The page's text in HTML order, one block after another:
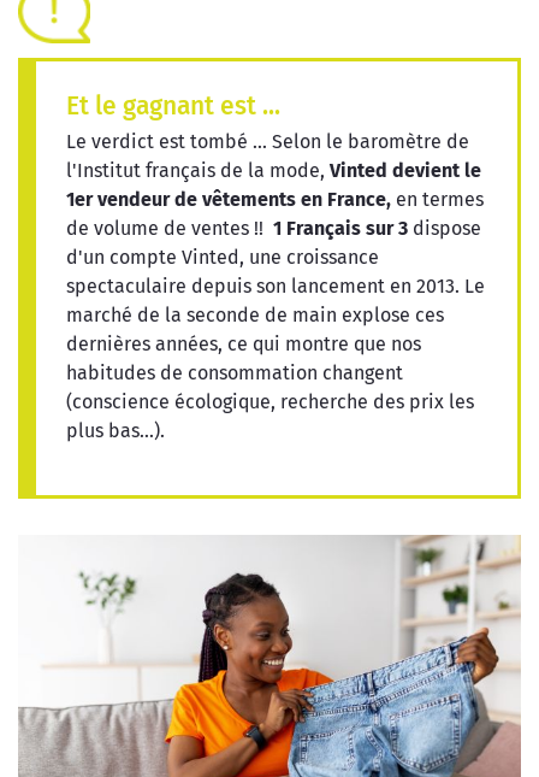
Et le gagnant est ...
Le verdict est tombé ... Selon le baromètre de
l'Institut français de la mode, Vinted devient le
1er vendeur de vêtements en France, en termes
de volume de ventes !! 1 Français sur 3 dispose
d'un compte Vinted, une croissance
spectaculaire depuis son lancement en 2013. Le
marché de la seconde de main explose ces
dernières années, ce qui montre que nos
habitudes de consommation changent
(conscience écologique, recherche des prix les
plus bas...).